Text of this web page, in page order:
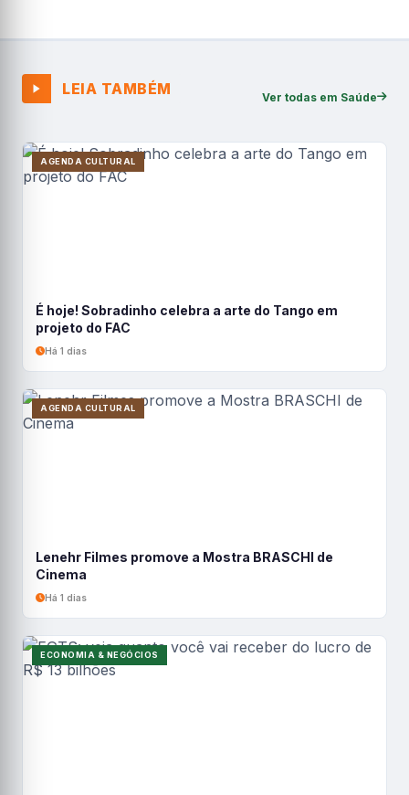
LEIA TAMBÉM Ver todas em Saúde
AGENDA CULTURAL
É hoje! Sobradinho celebra a arte do Tango em
projeto do FAC
Há 1 dias
AGENDA CULTURAL
Lenehr Filmes promove a Mostra BRASCHI de
Cinema
Há 1 dias
ECONOMIA & NEGÓCIOS